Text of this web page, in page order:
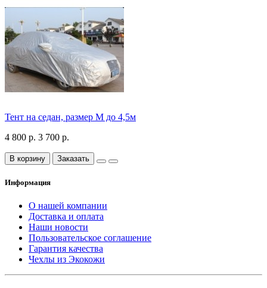
Тент на седан, размер М до 4,5м
4 800 р. 3 700 р.
В корзину Заказать
Информация
О нашей компании
Доставка и оплата
Наши новости
Пользовательское соглашение
Гарантия качества
Чехлы из Экокожи